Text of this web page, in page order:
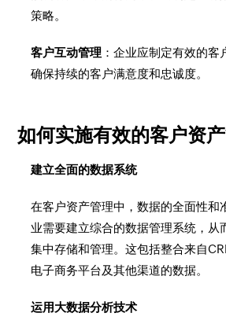
策略。
客户互动管理 ：企业应制定有效的客
确保持续的客户满意度和忠诚度。
如何实施有效的客户资
建立全面的数据系统
在客户资产管理中，数据的全面性和
业需要建立综合的数据管理系统，从
集中存储和管理。这包括整合来自
电子商务平台及其他渠道的数据。
运用大数据分析技术